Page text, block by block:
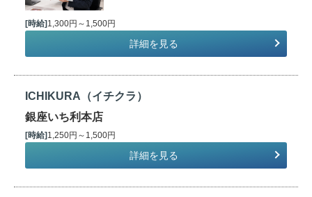
[時給] 1,300円～1,500円
詳細を見る
ICHIKURA（イチクラ）
銀座いち利本店
[時給]1,250円～1,500円
詳細を見る